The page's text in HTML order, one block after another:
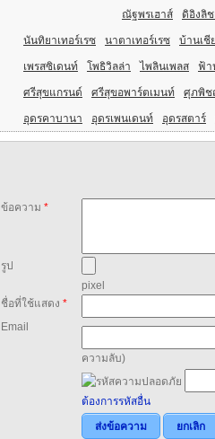
ณัฐพรเฮาส์ ดิอิงลิ
นันทิยาเทอร์เรซ นาตาเทอร์เรซ บ้านเชี
เพรสซิเดนท์ โพธิวิลล่า ไพลินเพลส ฟ้า
ศรีสุขแกรนด์ ศรีสุขอพาร์ตเมนท์ ศุภพิช
อุดรคาบานา อุดรเพนเดนท์ อุดรสตาร์
ข้อความ *
รูป
pixel
ชื่อที่ใช้แสดง *
Email
ความลับ)
ต้องการรหัสอื่น
ส่งข้อความ
ยกเลิก